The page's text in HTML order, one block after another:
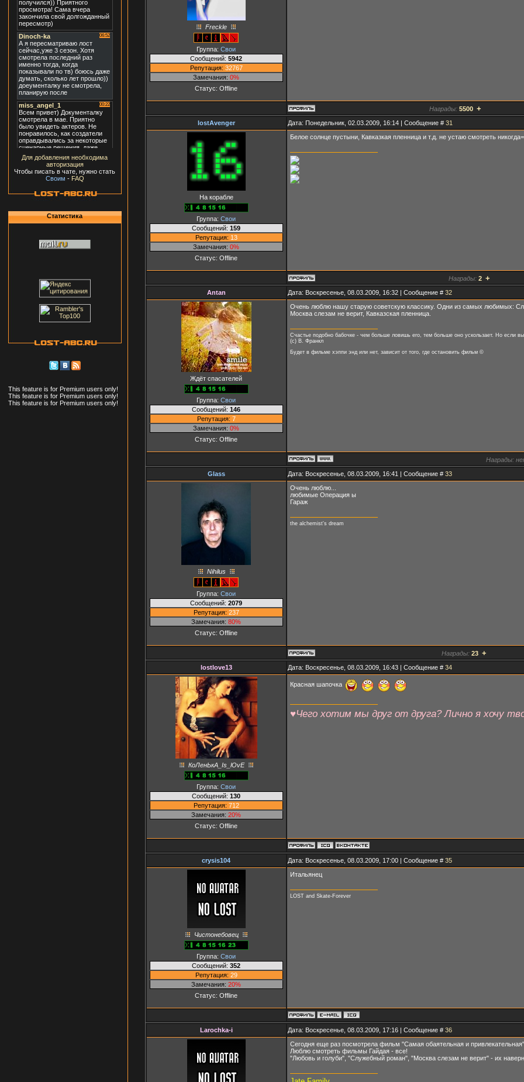
Для добавления необходима
авторизация
Чтобы писать в чате, нужно стать
Своим - FAQ
Статистика
This feature is for Premium users only!
This feature is for Premium users only!
This feature is for Premium users only!
Freckle
Группа: Свои
Сообщений: 5942
Репутация: 32767
Замечания: 0%
Статус: Offline
Награды: 5500 +
lostAvenger Дата: Понедельник, 02.03.2009, 16:14 | Сообщение # 31
На корабле
Группа: Свои
Сообщений: 159
Репутация: 13
Замечания: 0%
Статус: Offline
Белое солнце пустыни, Кавказкая пленница и т.д. не устаю смотреть
Награды: 2 +
Antan Дата: Воскресенье, 08.03.2009, 16:32 | Сообщение # 32
Ждёт спасателей
Группа: Свои
Сообщений: 146
Репутация: 7
Замечания: 0%
Статус: Offline
Очень люблю нашу старую советскую классику. Одни из самых любимых:
Москва слезам не верит, Кавказская пленница.
Счастье подобно бабочке - чем больше ловишь его, тем больше оно ускользает. Но если
(с) В. Франкл
Будет в фильме хэппи энд или нет, зависит от того, где остановить фильм ©
Награды:
Glass
Дата: Воскресенье, 08.03.2009, 16:41 | Сообщение # 33
Nihilus
Группа: Свои
Сообщений: 2079
Репутация: 237
Замечания: 80%
Статус: Offline
Очень люблю...
любимые Операция ы
Гараж
the alchemist's dream
Награды: 23 +
lostlove13 Дата: Воскресенье, 08.03.2009, 16:43 | Сообщение # 34
КоЛенЬкА_Is_lOvE
Группа: Свои
Сообщений: 130
Репутация: 712
Замечания: 20%
Статус: Offline
Красная шапочка
♥Чего хотим мы друг от друга? Лично я хочу
crysis104 Дата: Воскресенье, 08.03.2009, 17:00 | Сообщение # 35
Чистонебовец
Группа: Свои
Сообщений: 352
Репутация: 29
Замечания: 20%
Статус: Offline
Итальянец
LOST and Skate-Forever
Larochka-i Дата: Воскресенье, 08.03.2009, 17:16 | Сообщение # 36
Сегодня еще раз посмотрела фильм "Самая обаятельная и
Люблю смотреть фильмы Гайдая - все!
"Любовь и голуби", "Служебный роман", "Москва слезам не верит" - их